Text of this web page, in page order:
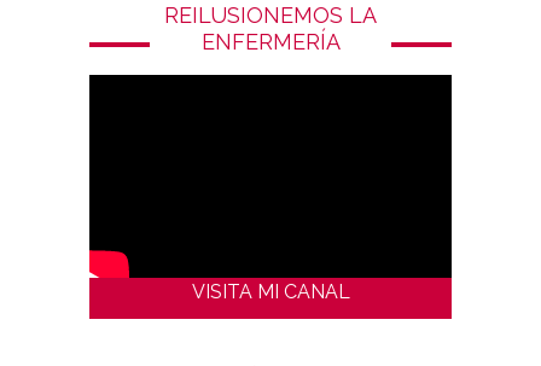
REILUSIONEMOS LA
ENFERMERÍA
VISITA MI CANAL